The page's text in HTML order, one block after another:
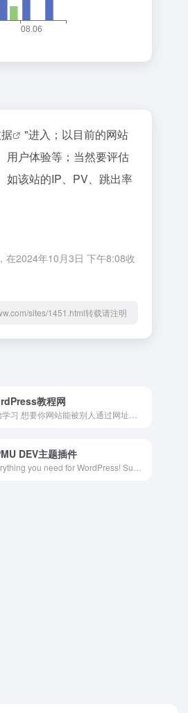
"进入；以目前的网站
用户体验等；当然要评估
如该站的IP、PV、跳出率
在2024年10月3日 下午8:08收
sites/1451.html转载请注明
教程网
DEV主题插件